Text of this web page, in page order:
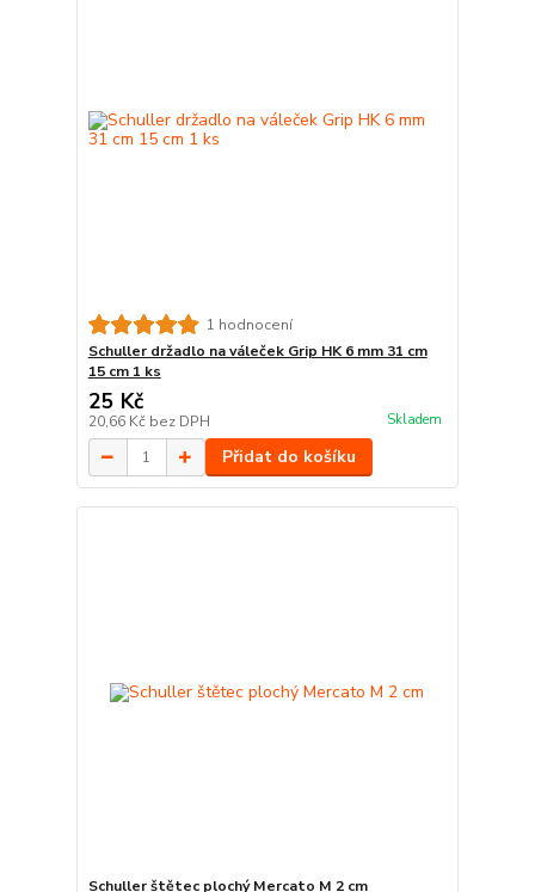
1 hodnocení
Schuller držadlo na váleček Grip HK 6 mm 31 cm
15 cm 1 ks
25 Kč
20,66 Kč bez DPH Skladem
Přidat do košíku
Schuller štětec plochý Mercato M 2 cm